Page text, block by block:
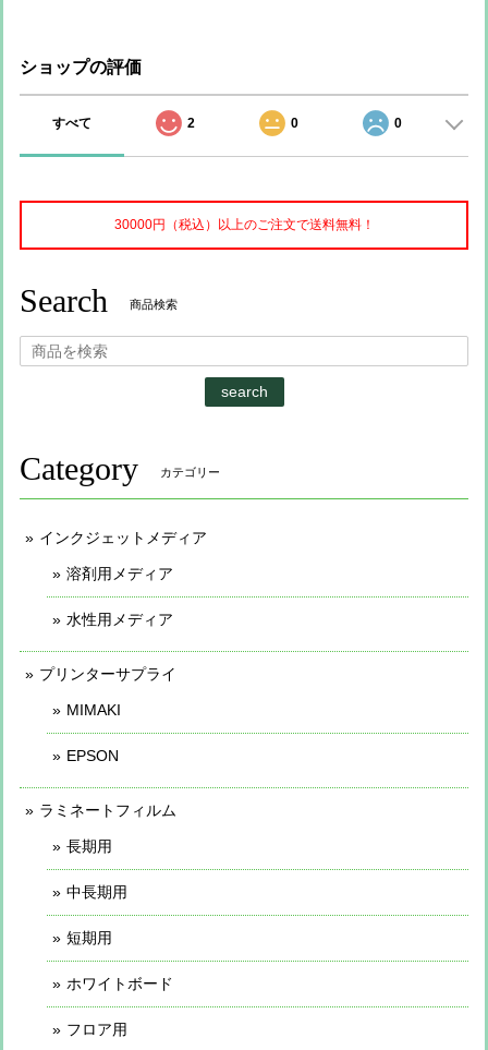
ショップの評価
すべて 2 0 0
30000円（税込）以上のご注文で送料無料！
Search 商品検索
search
Category カテゴリー
インクジェットメディア
溶剤用メディア
水性用メディア
プリンターサプライ
MIMAKI
EPSON
ラミネートフィルム
長期用
中長期用
短期用
ホワイトボード
フロア用